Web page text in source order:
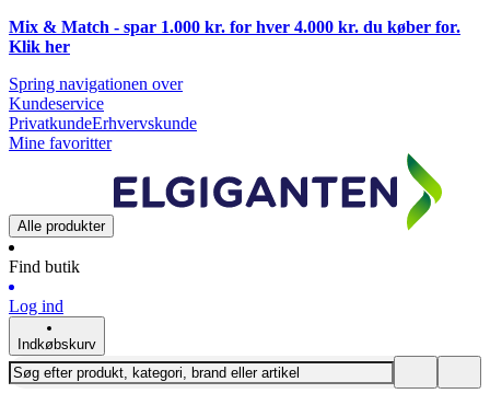
Mix & Match - spar 1.000 kr. for hver 4.000 kr. du køber for.
Klik her
Spring navigationen over
Kundeservice
PrivatkundeErhvervskunde
Mine favoritter
Alle produkter
Find butik
Log ind
Indkøbskurv